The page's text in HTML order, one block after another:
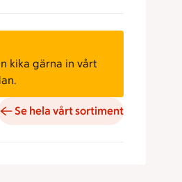
kika gärna in vårt
Se hela vårt sortiment